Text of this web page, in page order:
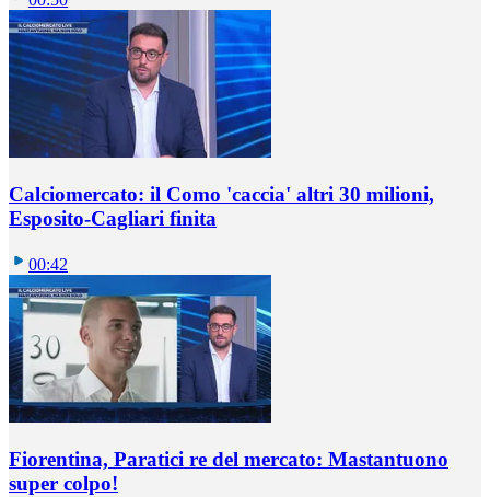
Calciomercato: il Como 'caccia' altri 30 milioni,
Esposito-Cagliari finita
00:42
Fiorentina, Paratici re del mercato: Mastantuono
super colpo!